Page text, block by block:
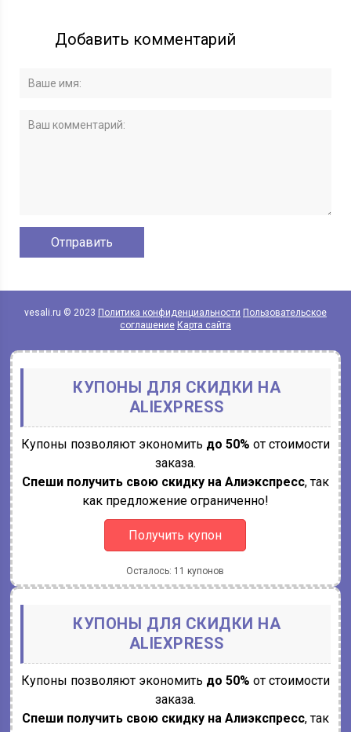
Добавить комментарий
vesali.ru © 2023 Политика конфиденциальности Пользовательское
соглашение Карта сайта
КУПОНЫ ДЛЯ СКИДКИ НА
ALIEXPRESS
Купоны позволяют экономить до 50% от стоимости
заказа.
Спеши получить свою скидку на Алиэкспресс, так
как предложение ограниченно!
Получить купон
Осталось: 11 купонов
КУПОНЫ ДЛЯ СКИДКИ НА
ALIEXPRESS
Купоны позволяют экономить до 50% от стоимости
заказа.
Спеши получить свою скидку на Алиэкспресс, так